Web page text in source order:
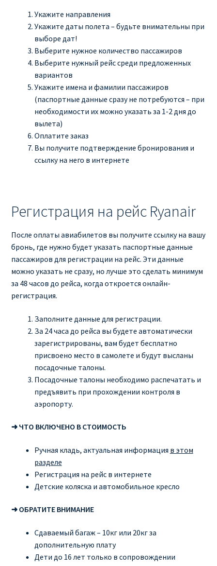
Укажите направления
Укажите даты полета – будьте внимательны при
выборе дат!
Выберите нужное количество пассажиров
Выберите нужный рейс среди предложенных
вариантов
Укажите имена и фамилии пассажиров
(паспортные данные сразу не потребуются – при
необходимости их можно указать за 1-2 дня до
вылета)
Оплатите заказ
Вы получите подтверждение бронирования и
ссылку на него в интернете
Регистрация на рейс Ryanair
После оплаты авиабилетов вы получите ссылку на вашу
бронь, где нужно будет указать паспортные данные
пассажиров для регистрации на рейс. Эти данные
можно указать не сразу, но лучше это сделать минимум
за 48 часов до рейса, когда откроется онлайн-
регистрация.
Заполните данные для регистрации.
За 24 часа до рейса вы будете автоматически
зарегистрированы, вам будет бесплатно
присвоено место в самолете и будут высланы
посадочные талоны.
Посадочные талоны необходимо распечатать и
предъявить при прохождении контроля в
аэропорту.
➜ ЧТО ВКЛЮЧЕНО В СТОИМОСТЬ
Ручная кладь, актуальная информация в этом
разделе
Регистрация на рейс в интернете
Детские коляска и автомобильное кресло
➜ ОБРАТИТЕ ВНИМАНИЕ
Сдаваемый багаж – 10кг или 20кг за
дополнительную плату
Дети до 16 лет только в сопровождении